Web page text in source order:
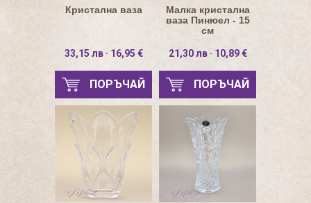
Кристална ваза
33,15 лв · 16,95 €
ПОРЪЧАЙ
Малка кристална
ваза Пинюел - 15
см
21,30 лв · 10,89 €
ПОРЪЧАЙ